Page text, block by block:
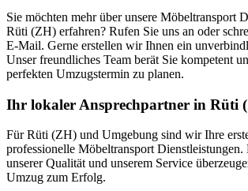
Sie möchten mehr über unsere Möbeltransport
Rüti (ZH) erfahren? Rufen Sie uns an oder
E-Mail. Gerne erstellen wir Ihnen ein
Unser freundliches Team berät Sie kompetent
perfekten Umzugstermin zu planen.
Ihr lokaler Ansprechpartner in Rüti
Für Rüti (ZH) und Umgebung sind wir Ihre
professionelle Möbeltransport Dienstleistungen.
unserer Qualität und unserem Service
Umzug zum Erfolg.